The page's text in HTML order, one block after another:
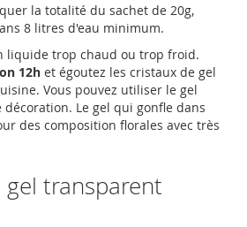
la totalité du sachet de 20g,
8 litres d'eau minimum.
liquide trop chaud ou trop froid.
12h et égoutez les cristaux de gel
Vous pouvez utiliser le gel
Le gel qui gonfle dans
des composition florales avec très
transparent